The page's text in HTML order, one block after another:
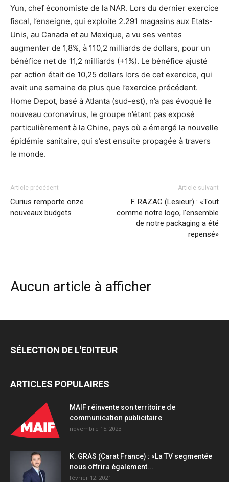
Yun, chef économiste de la NAR. Lors du dernier exercice
fiscal, l’enseigne, qui exploite 2.291 magasins aux Etats-
Unis, au Canada et au Mexique, a vu ses ventes
augmenter de 1,8%, à 110,2 milliards de dollars, pour un
bénéfice net de 11,2 milliards (+1%). Le bénéfice ajusté
par action était de 10,25 dollars lors de cet exercice, qui
avait une semaine de plus que l’exercice précédent.
Home Depot, basé à Atlanta (sud-est), n’a pas évoqué le
nouveau coronavirus, le groupe n’étant pas exposé
particulièrement à la Chine, pays où a émergé la nouvelle
épidémie sanitaire, qui s’est ensuite propagée à travers
le monde.
Article précédent
Curius remporte onze
nouveaux budgets
Article suivant
F. RAZAC (Lesieur) : «Tout
comme notre logo, l’ensemble
de notre packaging a été
repensé»
Aucun article à afficher
SÉLECTION DE L'EDITEUR
ARTICLES POPULAIRES
MAIF réinvente son territoire de
communication publicitaire
novembre 15, 2023
K. GRAS (Carat France) : «La TV segmentée
nous offrira également...
février 12, 2021